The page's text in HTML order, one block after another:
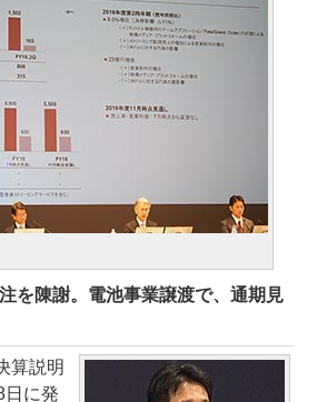
を陳謝。電池事業譲渡で、通期見
算説明
日に発